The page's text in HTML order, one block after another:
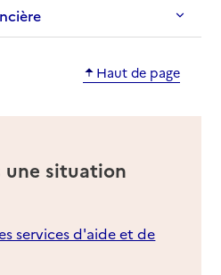
Haut de page
une situation
services d'aide et de